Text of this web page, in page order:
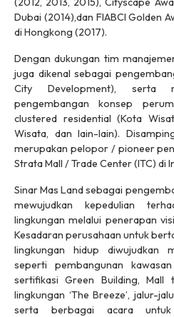
Dubai (2014),dan FIABCI Golden
di Hongkong (2017).
Dengan dukungan tim
juga dikenal sebagai
City Development), serta
pengembangan konsep
clustered residential (Kota
Wisata, dan lain-lain).
merupakan pelopor / pioneer
Strata Mall / Trade Center (ITC) di
Sinar Mas Land sebagai
mewujudkan kepedulian
lingkungan melalui penerapan
Kesadaran perusahaan untuk
lingkungan hidup diwujudkan
seperti pembangunan
sertifikasi Green Building, Mall
lingkungan ‘The Breeze’, jalur-
serta berbagai acara untuk